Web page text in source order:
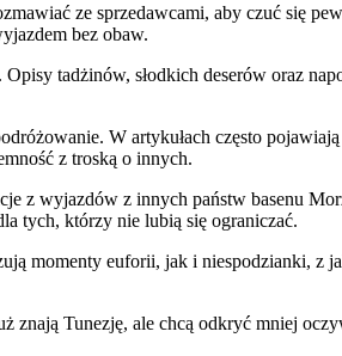
ze sprzedawcami, aby czuć się
bez obaw.
tadżinów, słodkich deserów oraz
W artykułach często
z troską o innych.
z wyjazdów z innych państw basenu
tych, którzy nie lubią się ograniczać.
momenty euforii, jak i niespodzianki, z
Tunezję, ale chcą odkryć mniej